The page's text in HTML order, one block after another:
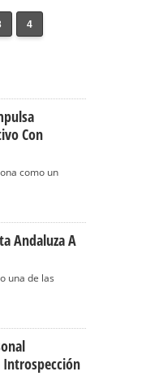
4
Con
como un
Andaluza A
una de las
Introspección